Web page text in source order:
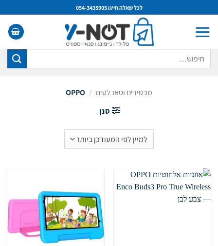
to
content
לכל שאלה חייגו 054-3435905
מכשירים וטאבלטים /
סנן